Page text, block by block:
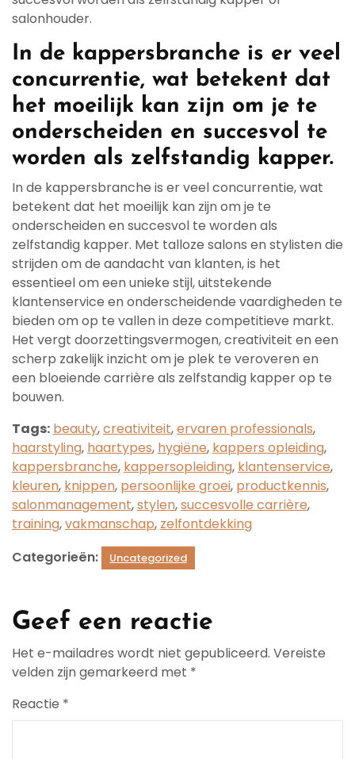
salonhouder.
In de kappersbranche is er veel
concurrentie, wat betekent dat
het moeilijk kan zijn om je te
onderscheiden en succesvol te
worden als zelfstandig kapper.
In de kappersbranche is er veel concurrentie, wat
betekent dat het moeilijk kan zijn om je te
onderscheiden en succesvol te worden als
zelfstandig kapper. Met talloze salons en stylisten die
strijden om de aandacht van klanten, is het
essentieel om een unieke stijl, uitstekende
klantenservice en onderscheidende vaardigheden te
bieden om op te vallen in deze competitieve markt.
Het vergt doorzettingsvermogen, creativiteit en een
scherp zakelijk inzicht om je plek te veroveren en
een bloeiende carrière als zelfstandig kapper op te
bouwen.
Tags: beauty,creativiteit,ervaren professionals,
haarstyling, haartypes, hygiëne, kappers opleiding,
kappersbranche, kappersopleiding, klantenservice,
kleuren, knippen, persoonlijke groei, productkennis,
salonmanagement,stylen,succesvolle carrière,
training,vakmanschap, zelfontdekking
Categorieën:
Uncategorized
Geef een reactie
Het e-mailadres wordt niet gepubliceerd. Vereiste
velden zijn gemarkeerd met *
Reactie *